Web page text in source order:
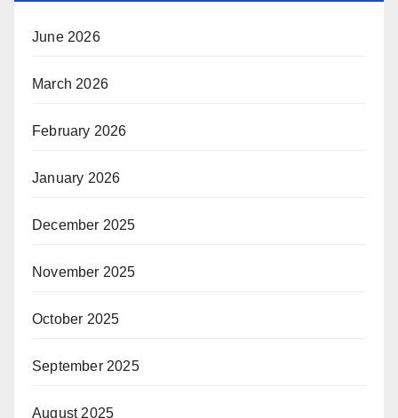
June 2026
March 2026
February 2026
January 2026
December 2025
November 2025
October 2025
September 2025
August 2025